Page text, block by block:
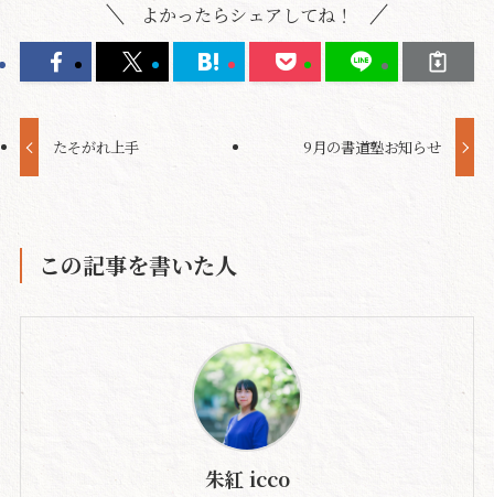
よかったらシェアしてね！
たそがれ上手 9月の書道塾お知らせ
この記事を書いた人
朱紅 icco